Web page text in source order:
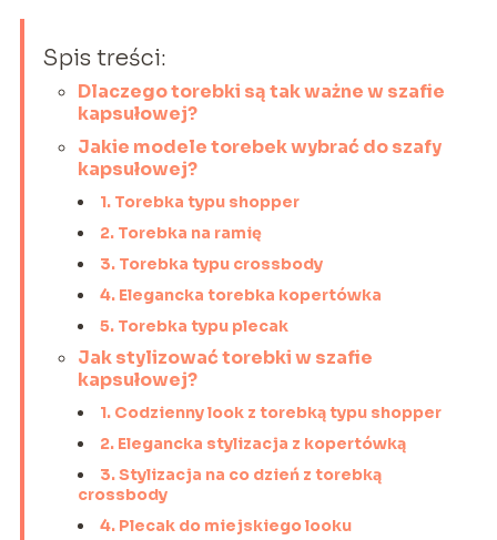
Spis treści:
Dlaczego torebki są tak ważne w szafie
kapsułowej?
Jakie modele torebek wybrać do szafy
kapsułowej?
1. Torebka typu shopper
2. Torebka na ramię
3. Torebka typu crossbody
4. Elegancka torebka kopertówka
5. Torebka typu plecak
Jak stylizować torebki w szafie
kapsułowej?
1. Codzienny look z torebką typu shopper
2. Elegancka stylizacja z kopertówką
3. Stylizacja na co dzień z torebką
crossbody
4. Plecak do miejskiego looku